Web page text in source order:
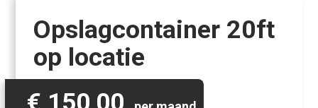
Opslagcontainer 20ft
op locatie